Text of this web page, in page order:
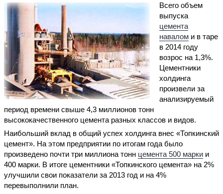
Всего объем
выпуска
цемента
навалом и в таре
в 2014 году
возрос на 1,3%.
Цементники
холдинга
произвели за
анализируемый
период времени свыше 4,3 миллионов тонн
высококачественного цемента разных классов и видов.
Наибольший вклад в общий успех холдинга внес «Топкинский
цемент». На этом предприятии по итогам года было
произведено почти три миллиона тонн цемента 500 марки и
400 марки. В итоге цементники «Топкинского цемента» на 2%
улучшили свои показатели за 2013 год и на 4%
перевыполнили план.